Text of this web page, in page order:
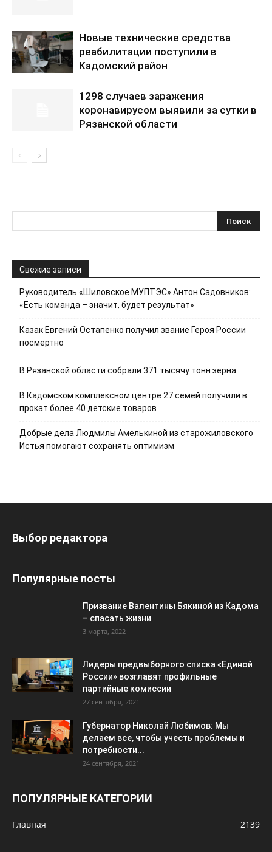
Новые технические средства
реабилитации поступили в
Кадомский район
1298 случаев заражения
коронавирусом выявили за сутки в
Рязанской области
Свежие записи
Руководитель «Шиловское МУПТЭС» Антон Садовников:
«Есть команда – значит, будет результат»
Казак Евгений Остапенко получил звание Героя России
посмертно
В Рязанской области собрали 371 тысячу тонн зерна
В Кадомском комплексном центре 27 семей получили в
прокат более 40 детские товаров
Добрые дела Людмилы Амелькиной из старожиловского
Истья помогают сохранять оптимизм
Выбор редактора
Популярные посты
Призвание Валентины Бякиной из Кадома
– спасать жизни
3 марта, 2022
Лидеры предвыборного списка «Единой
России» возглавят профильные
партийные комиссии
27 сентября, 2021
Губернатор Николай Любимов: Мы
делаем все, чтобы учесть проблемы и
потребности...
24 сентября, 2021
ПОПУЛЯРНЫЕ КАТЕГОРИИ
Главная 2139